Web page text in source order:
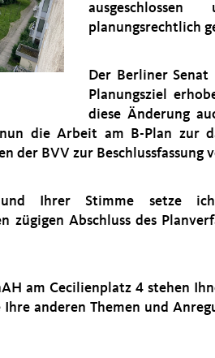
planungsrechtlich
Der Berliner Senat
Planungsziel
diese Änderung
die Arbeit am B-Plan zur
der BVV zur Beschlussfassung
Ihrer Stimme setze
zügigen Abschluss des
am Cecilienplatz 4 stehen
anderen Themen und